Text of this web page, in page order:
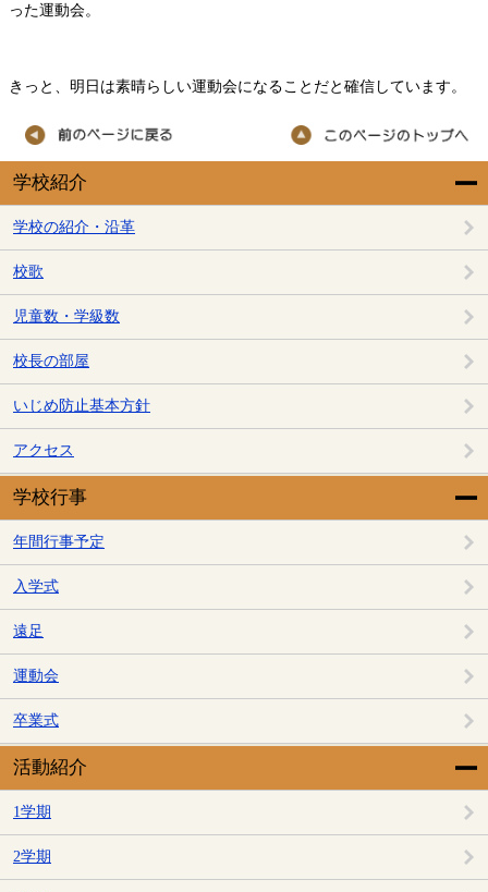
学校紹介
学校の紹介・沿革
校歌
児童数・学級数
校長の部屋
いじめ防止基本方針
アクセス
学校行事
年間行事予定
入学式
遠足
運動会
卒業式
活動紹介
1学期
2学期
った運動会。
きっと、明日は素晴らしい運動会になることだと確信しています。